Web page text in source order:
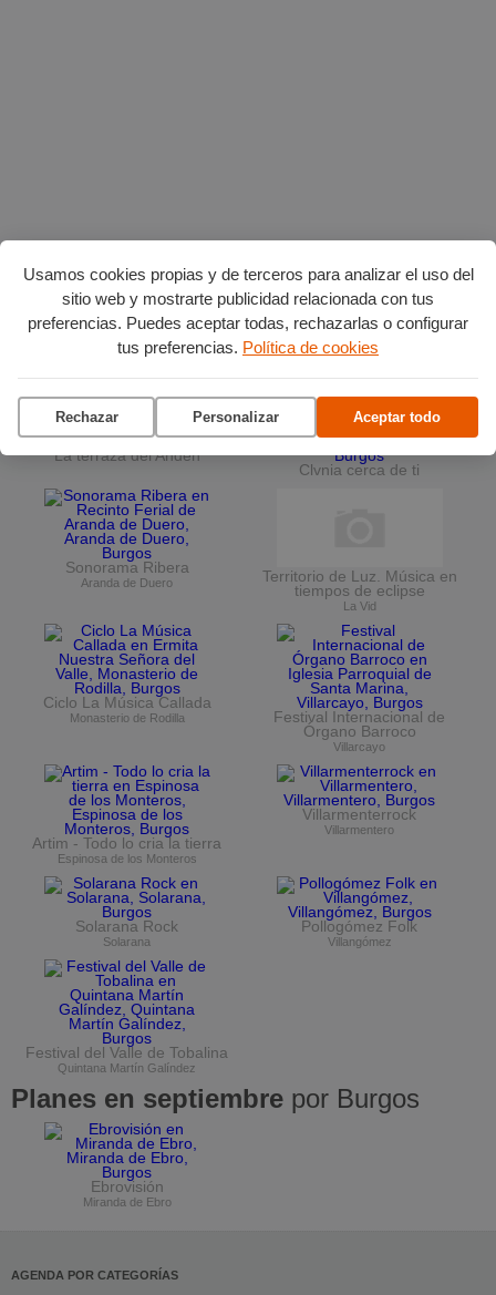
Usamos cookies propias y de terceros para analizar el uso del
sitio web y mostrarte publicidad relacionada con tus
preferencias. Puedes aceptar todas, rechazarlas o configurar
tus preferencias. Política de cookies
Rechazar Personalizar Aceptar todo
Planes en agostopor Burgos
Vuelta Ciclista a Burgos
La terraza del Andén
Clvnia cerca de ti
Sonorama Ribera
Aranda de Duero
Territorio de Luz. Música en
tiempos de eclipse
La Vid
Ciclo La Música Callada
Monasterio de Rodilla
Festival Internacional de
Órgano Barroco
Villarcayo
Artim - Todo lo cria la tierra
Espinosa de los Monteros
Villarmenterrock
Villarmentero
Solarana Rock
Solarana
Pollogómez Folk
Villangómez
Festival del Valle de Tobalina
Quintana Martín Galíndez
Planes en septiembre por Burgos
Ebrovisión
Miranda de Ebro
AGENDA POR CATEGORÍAS